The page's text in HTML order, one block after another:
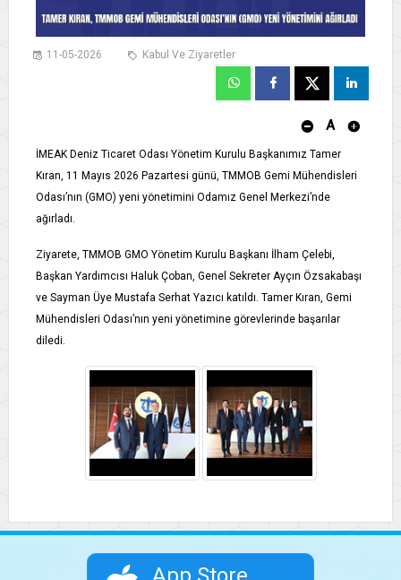
11-05-2026 Kabul Ve Ziyaretler
A
İMEAK Deniz Ticaret Odası Yönetim Kurulu Başkanımız Tamer
Kıran, 11 Mayıs 2026 Pazartesi günü, TMMOB Gemi Mühendisleri
Odası’nın (GMO) yeni yönetimini Odamız Genel Merkezi’nde
ağırladı.
Ziyarete, TMMOB GMO Yönetim Kurulu Başkanı İlham Çelebi,
Başkan Yardımcısı Haluk Çoban, Genel Sekreter Ayçın Özsakabaşı
ve Sayman Üye Mustafa Serhat Yazıcı katıldı. Tamer Kıran, Gemi
Mühendisleri Odası’nın yeni yönetimine görevlerinde başarılar
diledi.